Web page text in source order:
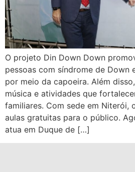
O projeto Din Down Down
pessoas com síndrome de Down
por meio da capoeira. Além
música e atividades que
familiares. Com sede em Niterói,
aulas gratuitas para o público.
atua em Duque de […]